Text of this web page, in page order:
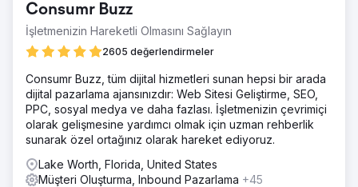
Consumr Buzz
İşletmenizin Hareketli Olmasını Sağlayın
2605 değerlendirmeler
Consumr Buzz, tüm dijital hizmetleri sunan hepsi bir arada
dijital pazarlama ajansınızdır: Web Sitesi Geliştirme, SEO,
PPC, sosyal medya ve daha fazlası. İşletmenizin çevrimiçi
olarak gelişmesine yardımcı olmak için uzman rehberlik
sunarak özel ortağınız olarak hareket ediyoruz.
Lake Worth, Florida, United States
Müşteri Oluşturma, Inbound Pazarlama +45